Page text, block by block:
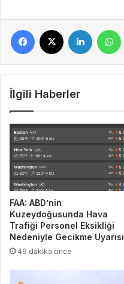
Facebook LinkedIn
İlgili Haberler
FAA: ABD’nin
Kuzeydoğusunda Hava
Trafiği Personel Eksikliği
Nedeniyle Gecikme Uyarısı
49 dakika önce